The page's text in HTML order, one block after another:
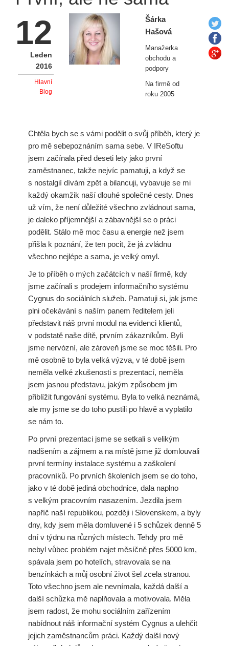
12
Leden
2016
Hlavní
Blog
Šárka
Hašová
Manažerka
obchodu a
podpory
Na firmě od
roku 2005
Chtěla bych se s vámi podělit o svůj příběh, který je
pro mě sebepoznáním sama sebe. V IReSoftu
jsem začínala před deseti lety jako první
zaměstnanec, takže nejvíc pamatuji, a když se
s nostalgií dívám zpět a bilancuji, vybavuje se mi
každý okamžik naší dlouhé společné cesty. Dnes
už vím, že není důležité všechno zvládnout sama,
je daleko příjemnější a zábavnější se o práci
podělit. Stálo mě moc času a energie než jsem
přišla k poznání, že ten pocit, že já zvládnu
všechno nejlépe a sama, je velký omyl.
Je to příběh o mých začátcích v naší firmě, kdy
jsme začínali s prodejem informačního systému
Cygnus do sociálních služeb. Pamatuji si, jak jsme
plni očekávání s naším panem ředitelem jeli
představit náš první modul na evidenci klientů,
v podstatě naše dítě, prvním zákazníkům. Byli
jsme nervózní, ale zároveň jsme se moc těšili. Pro
mě osobně to byla velká výzva, v té době jsem
neměla velké zkušenosti s prezentací, neměla
jsem jasnou představu, jakým způsobem jim
přiblížit fungování systému. Byla to velká neznámá,
ale my jsme se do toho pustili po hlavě a vyplatilo
se nám to.
Po první prezentaci jsme se setkali s velikým
nadšením a zájmem a na místě jsme již domlouvali
první termíny instalace systému a zaškolení
pracovníků. Po prvních školeních jsem se do toho,
jako v té době jediná obchodnice, dala naplno
s velkým pracovním nasazením. Jezdila jsem
napříč naší republikou, později i Slovenskem, a byly
dny, kdy jsem měla domluvené i 5 schůzek denně 5
dní v týdnu na různých místech. Tehdy pro mě
nebyl vůbec problém najet měsíčně přes 5000 km,
spávala jsem po hotelích, stravovala se na
benzínkách a můj osobní život šel zcela stranou.
Toto všechno jsem ale nevnímala, každá další a
další schůzka mě naplňovala a motivovala. Měla
jsem radost, že mohu sociálním zařízením
nabídnout náš informační systém Cygnus a ulehčit
jejich zaměstnancům práci. Každý další nový